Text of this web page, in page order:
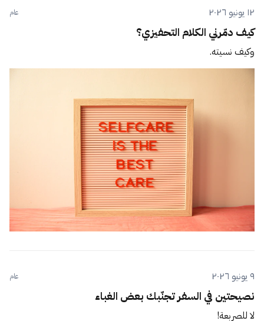
١٢ يونيو ٢٠٢٦ عام
كيف دمّرني الكلام التحفيزي؟
وكيف نسيته.
٩ يونيو ٢٠٢٦ عام
نصيحتين في السفر تجنّبك بعض الغباء
لا للصربعة!